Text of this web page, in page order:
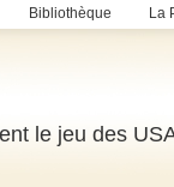
Bibliothèque La
le jeu des